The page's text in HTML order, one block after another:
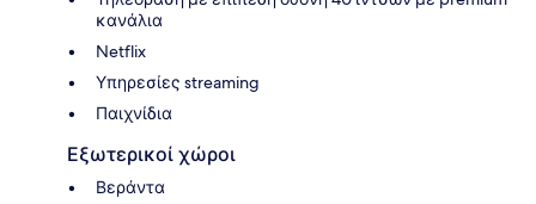
κανάλια
Netflix
Υπηρεσίες streaming
Παιχνίδια
Εξωτερικοί χώροι
Βεράντα